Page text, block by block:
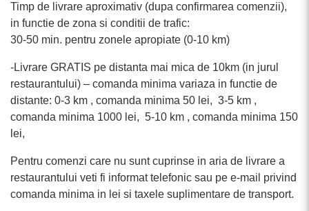
Timp de livrare aproximativ (dupa confirmarea comenzii),
in functie de zona si conditii de trafic:
30-50 min. pentru zonele apropiate (0-10 km)
-Livrare GRATIS pe distanta mai mica de 10km (in jurul
restaurantului) – comanda minima variaza in functie de
distante: 0-3 km , comanda minima 50 lei, 3-5 km ,
comanda minima 1000 lei, 5-10 km , comanda minima 150
lei,
Pentru comenzi care nu sunt cuprinse in aria de livrare a
restaurantului veti fi informat telefonic sau pe e-mail privind
comanda minima in lei si taxele suplimentare de transport.